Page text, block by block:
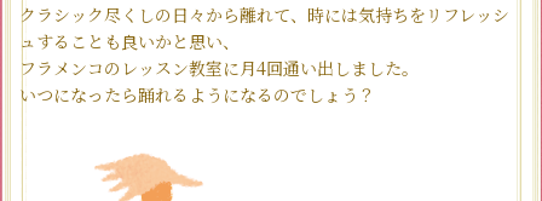
クラシック尽くしの日々から離れて、時には気持ちをリフレッシ
ュすることも良いかと思い、
フラメンコのレッスン教室に月4回通い出しました。
いつになったら踊れるようになるのでしょう？